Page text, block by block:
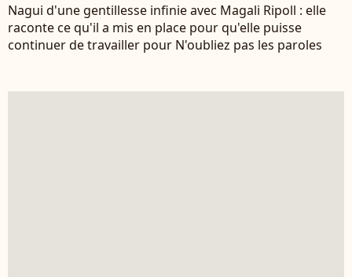
Nagui d'une gentillesse infinie avec Magali Ripoll : elle
raconte ce qu'il a mis en place pour qu'elle puisse
continuer de travailler pour N'oubliez pas les paroles